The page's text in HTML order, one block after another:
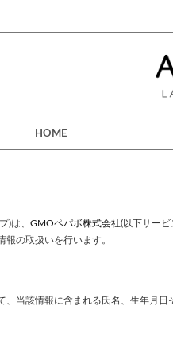
HOME
)は、 GMOペパボ株式会社(以下サー
報の取扱いを行います。
、当該情報に含まれる氏名、生年月